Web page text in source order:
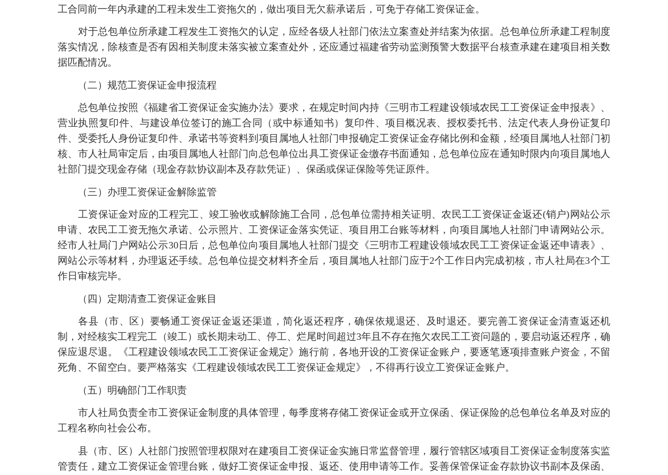
工合同前一年内承建的工程未发生工资拖欠的，做出项目无欠薪承诺后，可免于存储工资保证金。
对于总包单位所承建工程发生工资拖欠的认定，应经各级人社部门依法立案查处并结案为依据。总包单位所承建工程制度
落实情况，除核查是否有因相关制度未落实被立案查处外，还应通过福建省劳动监测预警大数据平台核查承建在建项目相关数
据匹配情况。
（二）规范工资保证金申报流程
总包单位按照《福建省工资保证金实施办法》要求，在规定时间内持《三明市工程建设领域农民工工资保证金申报表》、
营业执照复印件、与建设单位签订的施工合同（或中标通知书）复印件、项目概况表、授权委托书、法定代表人身份证复印
件、受委托人身份证复印件、承诺书等资料到项目属地人社部门申报确定工资保证金存储比例和金额，经项目属地人社部门初
核、市人社局审定后，由项目属地人社部门向总包单位出具工资保证金缴存书面通知，总包单位应在通知时限内向项目属地人
社部门提交现金存储（现金存款协议副本及存款凭证）、保函或保证保险等凭证原件。
（三）办理工资保证金解除监管
工资保证金对应的工程完工、竣工验收或解除施工合同，总包单位需持相关证明、农民工工资保证金返还(销户)网站公示
申请、农民工工资无拖欠承诺、公示照片、工资保证金落实凭证、项目用工台账等材料，向项目属地人社部门申请网站公示。
经市人社局门户网站公示30日后，总包单位向项目属地人社部门提交《三明市工程建设领域农民工工资保证金返还申请表》、
网站公示等材料，办理返还手续。总包单位提交材料齐全后，项目属地人社部门应于2个工作日内完成初核，市人社局在3个工
作日审核完毕。
（四）定期清查工资保证金账目
各县（市、区）要畅通工资保证金返还渠道，简化返还程序，确保依规退还、及时退还。要完善工资保证金清查返还机
制，对经核实工程完工（竣工）或长期未动工、停工、烂尾时间超过3年且不存在拖欠农民工工资问题的，要启动返还程序，确
保应退尽退。《工程建设领域农民工工资保证金规定》施行前，各地开设的工资保证金账户，要逐笔逐项排查账户资金，不留
死角、不留空白。要严格落实《工程建设领域农民工工资保证金规定》，不得再行设立工资保证金账户。
（五）明确部门工作职责
市人社局负责全市工资保证金制度的具体管理，每季度将存储工资保证金或开立保函、保证保险的总包单位名单及对应的
工程名称向社会公布。
县（市、区）人社部门按照管理权限对在建项目工资保证金实施日常监督管理，履行管辖区域项目工资保证金制度落实监
管责任，建立工资保证金管理台账，做好工资保证金申报、返还、使用申请等工作。妥善保管保证金存款协议书副本及保函、